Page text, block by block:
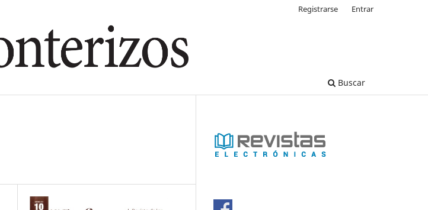
Buscar
Registrarse Entrar